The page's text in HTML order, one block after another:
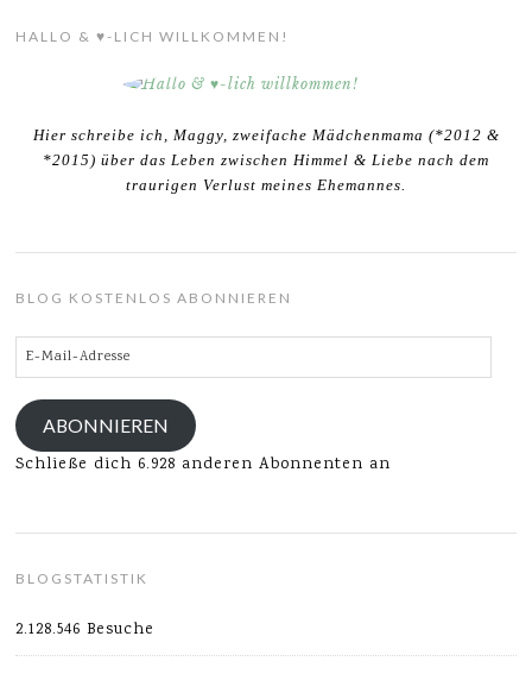
HALLO & ♥-LICH WILLKOMMEN!
Hier schreibe ich, Maggy, zweifache Mädchenmama (*2012 &
*2015) über das Leben zwischen Himmel & Liebe nach dem
traurigen Verlust meines Ehemannes.
BLOG KOSTENLOS ABONNIEREN
E-
Mail-
Adresse
ABONNIEREN
Schließe dich 6.928 anderen Abonnenten an
BLOGSTATISTIK
2.128.546 Besuche